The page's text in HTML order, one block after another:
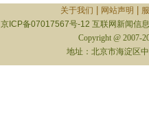
关于我们 网站声明
京ICP备07017567号-12 互联网新闻信
Copyright @ 2007-
地址：北京市海淀区